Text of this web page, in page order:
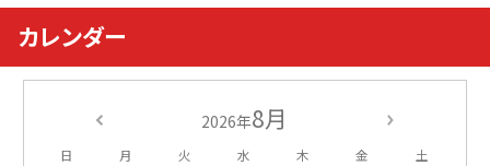
カレンダー
2026年8月
日 月 火 水 木 金 土